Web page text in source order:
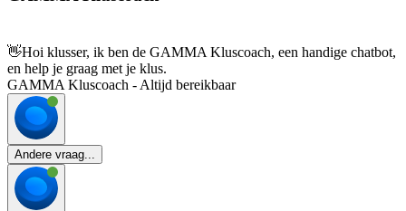
👋Hoi klusser, ik ben de GAMMA Kluscoach, een handige chatbot,
en help je graag met je klus.
GAMMA Kluscoach - Altijd bereikbaar
Andere vraag...